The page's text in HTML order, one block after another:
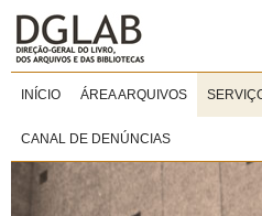
INÍCIO ÁREA ARQUIVOS
CANAL DE DENÚNCIAS